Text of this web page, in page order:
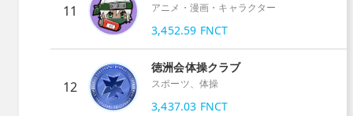
11 アニメ・漫画・キャラクター
3,452.59 FNCT
12
徳洲会体操クラブ
スポーツ、体操
3,437.03 FNCT